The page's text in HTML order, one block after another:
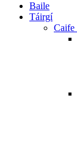
Baile
Táirgí
Caife